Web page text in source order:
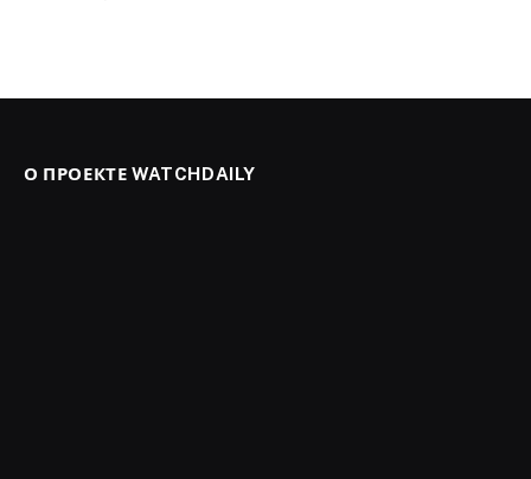
О ПРОЕКТЕ WATCHDAILY